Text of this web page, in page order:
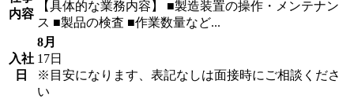
内容
【具体的な業務内容】 ■製造装置の操作・メンテナン
ス ■製品の検査 ■作業数量など...
入社
日
8月
17日
※目安になります、表記なしは面接時にご相談くださ
い